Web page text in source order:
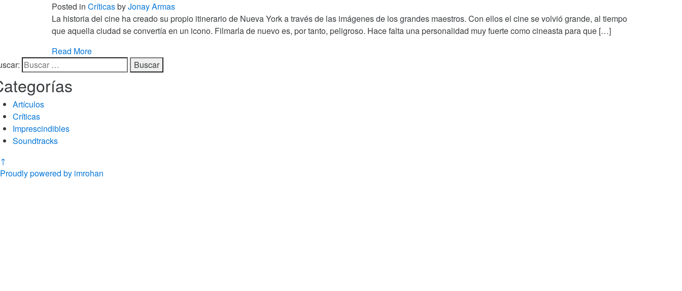
Posted in CríticasbyJonay Armas
La historia del cine ha creado su propio itinerario de Nueva York a través de las imágenes de los grandes maestros. Con ellos el cine se volvió grande, al tiempo
que aquella ciudad se convertía en un icono. Filmarla de nuevo es, por tanto, peligroso. Hace falta una personalidad muy fuerte como cineasta para que […]
Read More
Artículos
Críticas
Imprescindibles
Soundtracks
↑
Proudly powered by imrohan